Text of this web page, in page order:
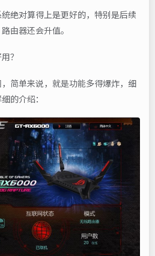
绝对算得上是更好的，特别是后续
由器还会升值。
？
简单来说，就是功能多得爆炸，细
的介绍：